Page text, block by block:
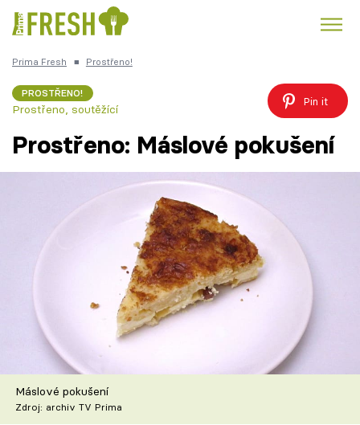
Česká kuchyně
TV Program
Škola vaření
Recepty z TV
Prima Fresh ■ Prostřeno!
PROSTŘENO!
Prostřeno, soutěžící
Pin it
Prostřeno: Máslové pokušení
Máslové pokušení
Zdroj: archiv TV Prima